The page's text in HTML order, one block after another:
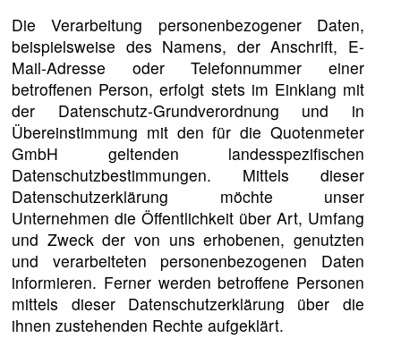
Die Verarbeitung personenbezogener Daten,
beispielsweise des Namens, der Anschrift, E-
Mail-Adresse oder Telefonnummer einer
betroffenen Person, erfolgt stets im Einklang mit
der Datenschutz-Grundverordnung und in
Übereinstimmung mit den für die Quotenmeter
GmbH geltenden landesspezifischen
Datenschutzbestimmungen. Mittels dieser
Datenschutzerklärung möchte unser
Unternehmen die Öffentlichkeit über Art, Umfang
und Zweck der von uns erhobenen, genutzten
und verarbeiteten personenbezogenen Daten
informieren. Ferner werden betroffene Personen
mittels dieser Datenschutzerklärung über die
ihnen zustehenden Rechte aufgeklärt.